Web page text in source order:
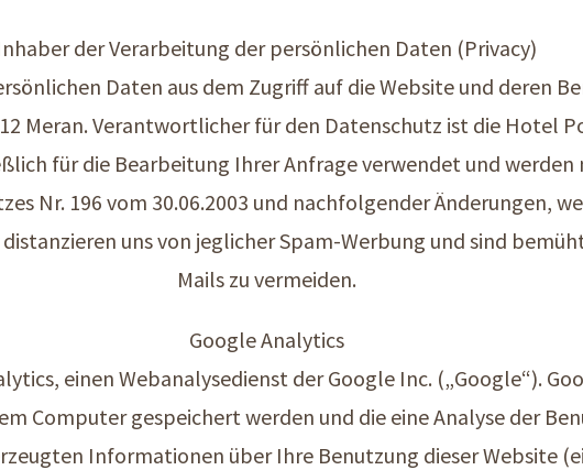
der Verarbeitung der persönlichen Daten (Privacy)
Daten aus dem Zugriff auf die Website und deren
Meran. Verantwortlicher für den Datenschutz ist die Hotel
für die Bearbeitung Ihrer Anfrage verwendet und
Nr. 196 vom 30.06.2003 und nachfolgender Änderungen,
uns von jeglicher Spam-Werbung und sind
Mails zu vermeiden.
Google Analytics
einen Webanalysedienst der Google Inc. („Google“).
Computer gespeichert werden und die eine Analyse der
Informationen über Ihre Benutzung dieser Website